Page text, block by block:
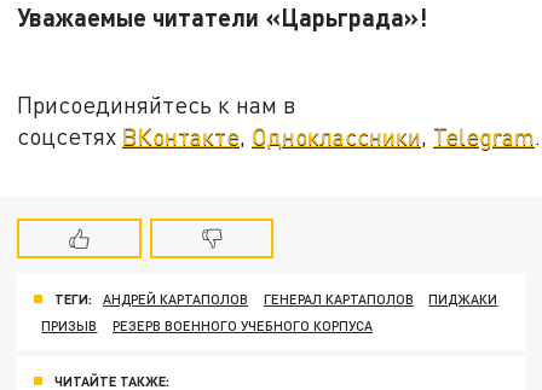
Уважаемые читатели «Царьграда»!
Присоединяйтесь к нам в
соцсетях ВКонтакте, Одноклассники, Telegram.
ТЕГИ: АНДРЕЙ КАРТАПОЛОВ ГЕНЕРАЛ КАРТАПОЛОВ
ПИДЖАКИ
ПРИЗЫВ
РЕЗЕРВ ВОЕННОГО УЧЕБНОГО КОРПУСА
ЧИТАЙТЕ ТАКЖЕ: